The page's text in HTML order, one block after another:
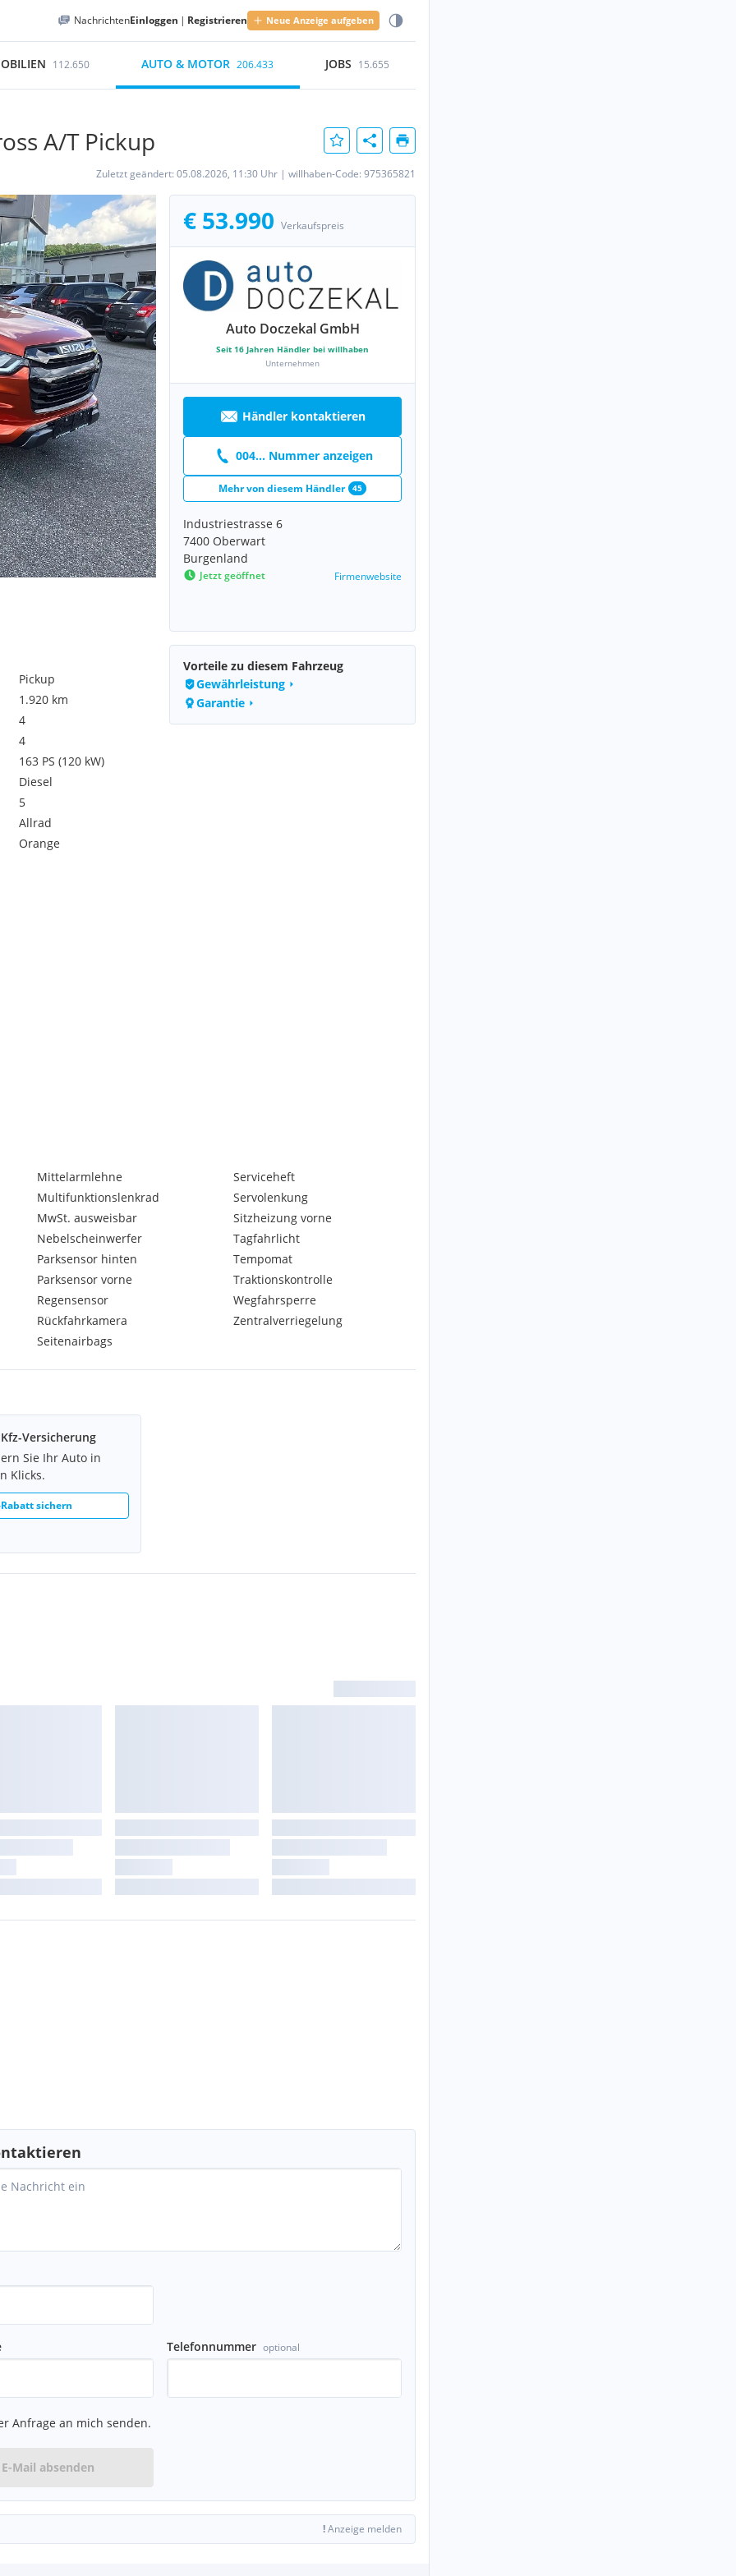
NachrichtenEinloggen | Registrieren Neue Anzeige aufgeben
112.650 AUTO & MOTOR 206.433 JOBS 15.655
A/T Pickup
Zuletzt geändert: 05.08.2026, 11:30 Uhr | willhaben-Code: 975365821
€ 53.990 Verkaufspreis
Auto Doczekal GmbH
Seit 16 Jahren Händler bei willhaben
Unternehmen
Händler kontaktieren
004... Nummer anzeigen
Mehr von diesem Händler 45
Industriestrasse 6
7400 Oberwart
Burgenland
Jetzt geöffnet Firmenwebsite
Pickup
1.920 km
4
4
163 PS (120 kW)
Diesel
5
Allrad
Orange
/ hinten)
Vorteile zu diesem Fahrzeug
Gewährleistung
Garantie
Mittelarmlehne
Multifunktionslenkrad
MwSt. ausweisbar
Nebelscheinwerfer
Parksensor hinten
Parksensor vorne
Regensensor
Rückfahrkamera
Seitenairbags
Serviceheft
Servolenkung
Sitzheizung vorne
Tagfahrlicht
Tempomat
Traktionskontrolle
Wegfahrsperre
Zentralverriegelung
Versicherung
Sie Ihr Auto in
Klicks.
sichern
Telefonnummer optional
Anfrage an mich senden.
E-Mail absenden
!Anzeige melden